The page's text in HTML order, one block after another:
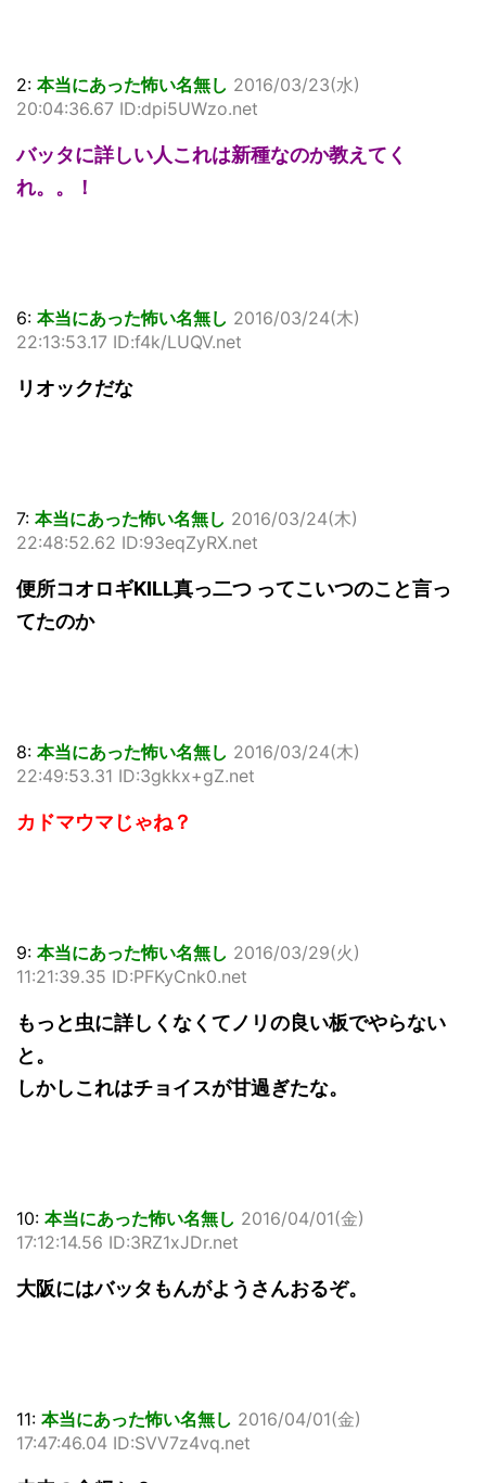
2: 本当にあった怖い名無し 2016/03/23(水)
20:04:36.67 ID:dpi5UWzo.net
バッタに詳しい人これは新種なのか教えてく
れ。。！
6: 本当にあった怖い名無し 2016/03/24(木)
22:13:53.17 ID:f4k/LUQV.net
リオックだな
7: 本当にあった怖い名無し 2016/03/24(木)
22:48:52.62 ID:93eqZyRX.net
便所コオロギKILL真っ二つ ってこいつのこと言っ
てたのか
8: 本当にあった怖い名無し 2016/03/24(木)
22:49:53.31 ID:3gkkx+gZ.net
カドマウマじゃね？
9: 本当にあった怖い名無し 2016/03/29(火)
11:21:39.35 ID:PFKyCnk0.net
もっと虫に詳しくなくてノリの良い板でやらない
と。
しかしこれはチョイスが甘過ぎたな。
10: 本当にあった怖い名無し 2016/04/01(金)
17:12:14.56 ID:3RZ1xJDr.net
大阪にはバッタもんがようさんおるぞ。
11: 本当にあった怖い名無し 2016/04/01(金)
17:47:46.04 ID:SVV7z4vq.net